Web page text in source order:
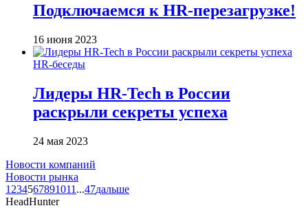
Подключаемся к HR-перезагрузке!
16 июня 2023
HR-беседы
Лидеры HR-Tech в России
раскрыли секреты успеха
24 мая 2023
Новости компаний
Новости рынка
1 234567891011 ...47дальше
HeadHunter